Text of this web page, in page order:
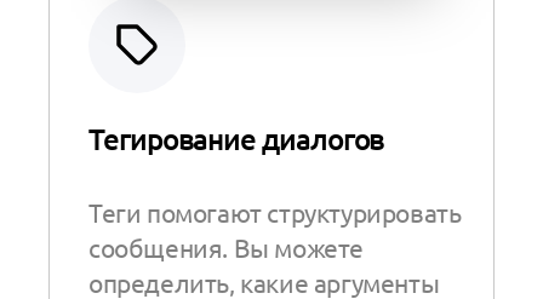
Тегирование диалогов
Теги помогают структурировать
сообщения. Вы можете
определить, какие аргументы